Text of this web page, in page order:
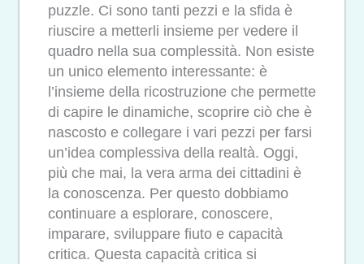
puzzle. Ci sono tanti pezzi e la sfida è
riuscire a metterli insieme per vedere il
quadro nella sua complessità. Non esiste
un unico elemento interessante: è
l’insieme della ricostruzione che permette
di capire le dinamiche, scoprire ciò che è
nascosto e collegare i vari pezzi per farsi
un’idea complessiva della realtà. Oggi,
più che mai, la vera arma dei cittadini è
la conoscenza. Per questo dobbiamo
continuare a esplorare, conoscere,
imparare, sviluppare fiuto e capacità
critica. Questa capacità critica si